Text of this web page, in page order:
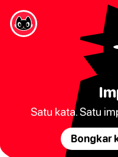
Satu kata. Satu
Bongkar